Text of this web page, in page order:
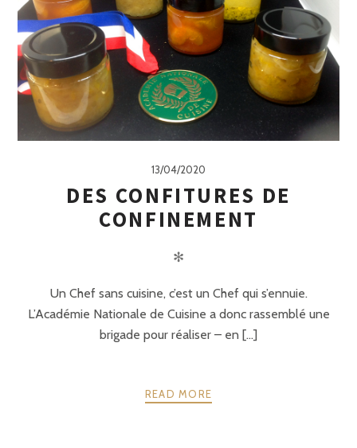
13/04/2020
DES CONFITURES DE
CONFINEMENT
✻
Un Chef sans cuisine, c’est un Chef qui s’ennuie.
L’Académie Nationale de Cuisine a donc rassemblé une
brigade pour réaliser – en [...]
READ MORE